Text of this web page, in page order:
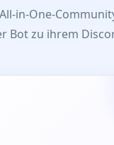
in-One-
Bot zu ihrem